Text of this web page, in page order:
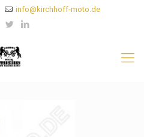
info@kirchhoff-moto.de